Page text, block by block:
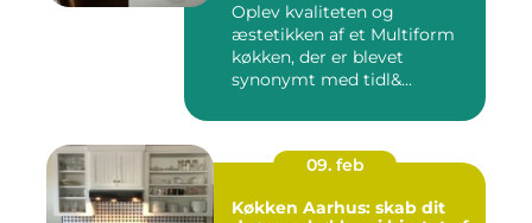
Oplev kvaliteten og
æstetikken af et Multiform
køkken, der er blevet
synonymt med tidl&...
09. feb
Køkken Aarhus: skab dit